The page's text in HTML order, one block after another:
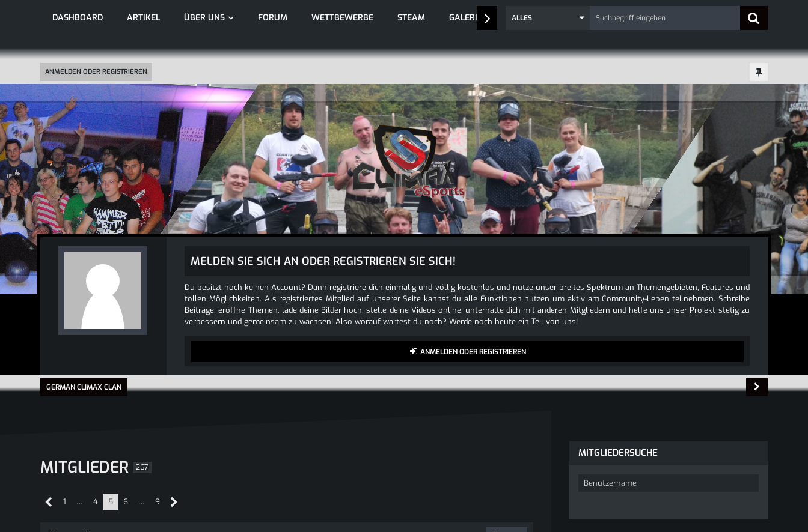
DASHBOARD ARTIKEL ÜBER UNS FORUM WETTBEWERBE STEAM GALERIE ALLES
ANMELDEN ODER REGISTRIEREN
MELDEN SIE SICH AN ODER REGISTRIEREN SIE SICH!
Du besitzt noch keinen Account? Dann registriere dich einmalig und völlig kostenlos und nutze unser breites Spektrum an Themengebieten, Features und
tollen Möglichkeiten. Als registriertes Mitglied auf unserer Seite kannst du alle Funktionen nutzen um aktiv am Community-Leben teilnehmen. Schreibe
Beiträge, eröffne Themen, lade deine Bilder hoch, stelle deine Videos online, unterhalte dich mit anderen Mitgliedern und helfe uns unser Projekt stetig zu
verbessern und gemeinsam zu wachsen! Also worauf wartest du noch? Werde noch heute ein Teil von uns!
ANMELDEN ODER REGISTRIEREN
GERMAN CLIMAX CLAN
MITGLIEDER 267
1 … 4 5 6 … 9
MITGLIEDERSUCHE